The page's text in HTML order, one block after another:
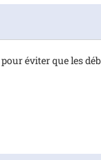
pour éviter que les